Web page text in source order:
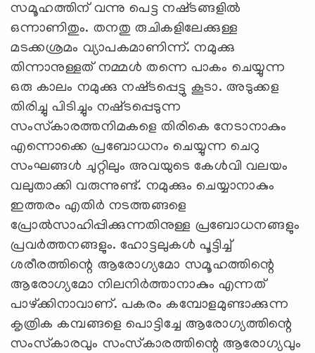
സമൂഹത്തിന്‌ വന്നു പെട്ട നഷ്‌ടങ്ങളില്‍
ഒന്നാണിതും. തനതു രുചികളിലേക്കുള്ള
മടക്കശ്രമം വ്യാപകമാണിന്ന്‌. നമുക്കു
തിന്നാനുള്ളത്‌ നമ്മള്‍ തന്നെ പാകം ചെയ്യുന്ന
ഒരു കാലം നമുക്കു നഷ്‌ടപ്പെട്ടു കൂടാ. അടുക്കള
തിരിച്ചു പിടിച്ചും നഷ്‌ടപ്പെടുന്ന
സംസ്‌കാരത്തനിമകളെ തിരികെ നേടാനാകും
എന്നൊക്കെ പ്രബോധനം ചെയ്യുന്ന ചെറു
സംഘങ്ങള്‍ ചുറ്റിലും അവയുടെ കേള്‍വി വലയം
വലുതാക്കി വരുന്നുണ്ട്‌. നമുക്കും ചെയ്യാനാകും
ഇത്തരം എതിര്‍ നടത്തങ്ങളെ
പ്രോല്‍സാഹിപ്പിക്കുന്നതിനുള്ള പ്രബോധനങ്ങളും
പ്രവര്‍ത്തനങ്ങളും. ഹോട്ടലുകള്‍ പൂട്ടിച്ച്‌
ശരീരത്തിന്റെ ആരോഗ്യമോ സമൂഹത്തിന്റെ
ആരോഗ്യമോ നിലനിര്‍ത്താനാകും എന്നത്‌
പാഴ്‌ക്കിനാവാണ്‌. പകരം കമ്പോളമുണ്ടാക്കുന്ന
കൃത്രിക കമ്പങ്ങളെ പൊട്ടിച്ചേ ആരോഗ്യത്തിന്റെ
സംസ്‌കാരവും സംസ്‌കാരത്തിന്റെ ആരോഗ്യവും